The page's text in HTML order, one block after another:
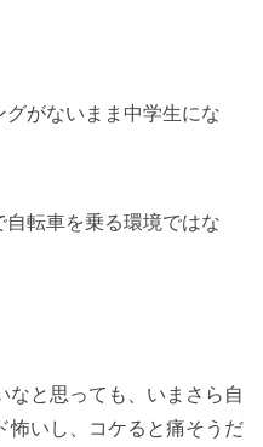
がないまま中学生にな
転車を乗る環境ではな
なと思っても、いまさら自
怖いし、コケると痛そうだ